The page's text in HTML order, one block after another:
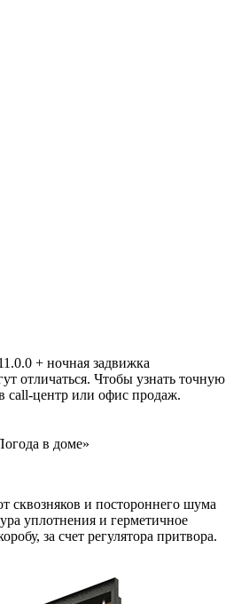
+ ночная задвижка
отличаться. Чтобы узнать точную
call-центр или офис продаж.
в доме»
сквозняков и постороннего шума
уплотнения и герметичное
за счет регулятора притвора.